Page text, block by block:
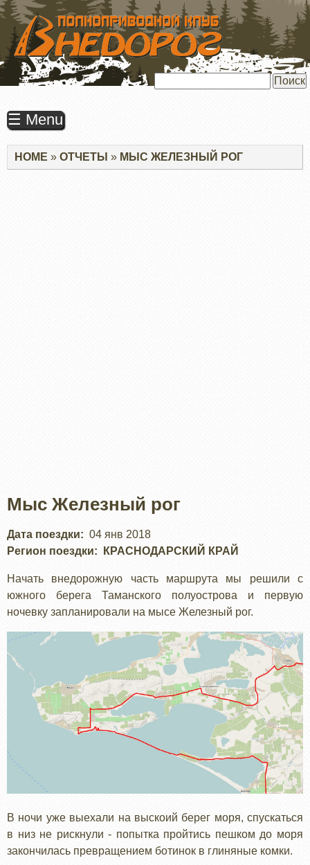
ПЕРЕЙТИ
ОСНОВНОМУ
СОДЕРЖАНИЮ
☰ Menu
Строка
навигации
HOME ОТЧЕТЫ МЫС ЖЕЛЕЗНЫЙ РОГ
Мыс Железный рог
Дата поездки
04 янв 2018
Регион поездки
КРАСНОДАРСКИЙ КРАЙ
Начать внедорожную часть маршрута мы решили с
южного берега Таманского полуострова и первую
ночевку запланировали на мысе Железный рог.
В ночи уже выехали на выскоий берег моря, спускаться
в низ не рискнули - попытка пройтись пешком до моря
закончилась превращением ботинок в глиняные комки.